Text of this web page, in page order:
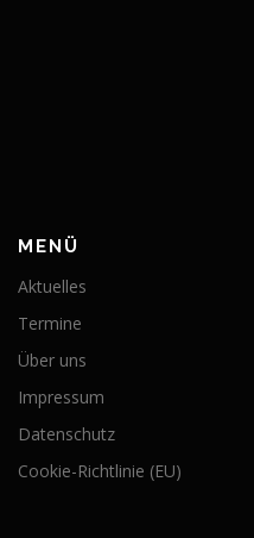
MENÜ
Aktuelles
Termine
Über uns
Impressum
Datenschutz
Cookie-Richtlinie (EU)